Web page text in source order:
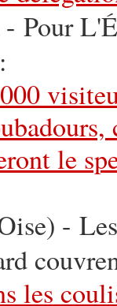
Pour
le
-
les